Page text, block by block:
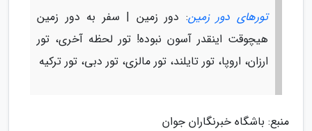
تورهای دور زمین: دور زمین | سفر به دور زمین
هیچوقت اینقدر آسون نبوده! تور لحظه آخری، تور
ارزان، اروپا، تور تایلند، تور مالزی، تور دبی، تور ترکیه
منبع: باشگاه خبرنگاران جوان